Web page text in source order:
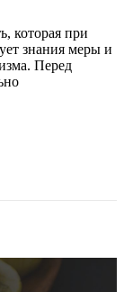
которая при
знания меры и
Перед